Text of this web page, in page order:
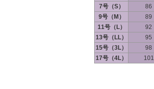
7号（S）
86
9号（M）
89
11号（L）
92
13号（LL）
95
15号（3L）
98
17号（4L）
101